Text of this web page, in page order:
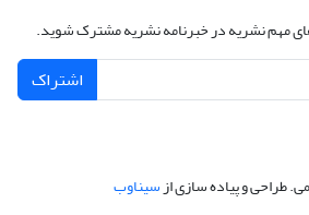
های مهم نشریه در خبرنامه نشریه مشترک شوید.
اشتراک
طراحی و پیاده سازی ازسیناوب